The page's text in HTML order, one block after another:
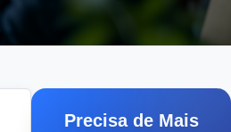
Precisa de Mais